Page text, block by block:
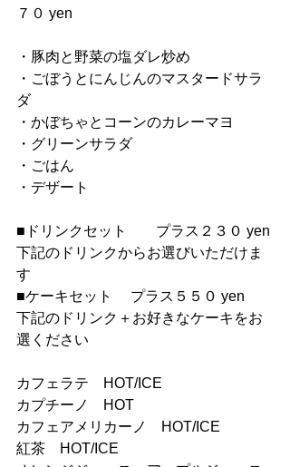
７０ yen
・豚肉と野菜の塩ダレ炒め
・ごぼうとにんじんのマスタードサラ
ダ
・かぼちゃとコーンのカレーマヨ
・グリーンサラダ
・ごはん
・デザート
■ドリンクセット　　プラス２３０ yen
下記のドリンクからお選びいただけま
す
■ケーキセット 　プラス５５０ yen
下記のドリンク＋お好きなケーキをお
選ください
カフェラテ　HOT/ICE
カプチーノ　HOT
カフェアメリカーノ　HOT/ICE
紅茶　HOT/ICE